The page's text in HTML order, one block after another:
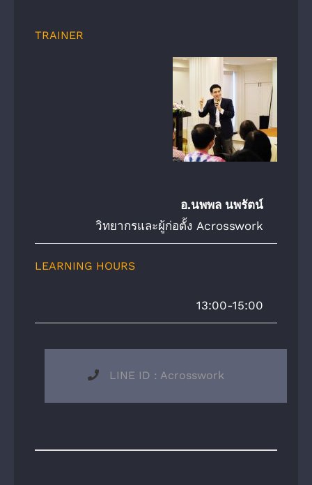
TRAINER
อ.นพพล นพรัตน์
วิทยากรและผู้ก่อตั้ง Acrosswork
LEARNING HOURS
13:00-15:00
LINE ID : Acrosswork